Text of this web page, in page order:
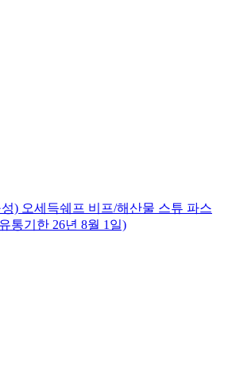
) 오세득쉐프 비프/해산물 스튜 파스
통기한 26년 8월 1일)